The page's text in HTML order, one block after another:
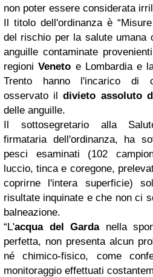
non poter essere considerata
Il titolo dell'ordinanza è
del rischio per la salute umana
anguille contaminate
regioniVeneto e Lombardia e
Trento hanno l'incarico di
osservato ildivieto assoluto
delle anguille.
Il sottosegretario alla
firmataria dell'ordinanza, ha
pesci esaminati (102
luccio, tinca e coregone,
coprirne l'intera superficie)
risultate inquinate e che non ci
balneazione.
“L'acqua del Gardanella
perfetta, non presenta alcun
né chimico-fisico, come
monitoraggio effettuati